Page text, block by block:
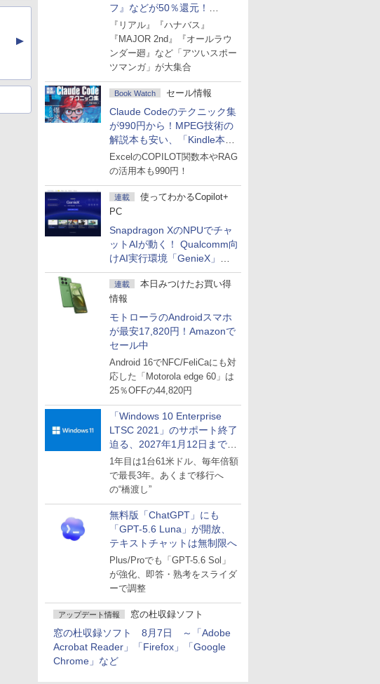
フ』などが50％還元！
Amazonマンガ週末セール
『リアル』『ハナバス』
『MAJOR 2nd』『オールラウ
ンダー廻』など「アツいスポー
ツマンガ」が大集合
Book Watch セール情報
Claude Codeのテクニック集
が990円から！MPEG技術の
解説本も安い、「Kindle本サ
マーセール」第2弾開始！
ExcelのCOPILOT関数本やRAG
の活用本も990円！
連載
使ってわかるCopilot+
PC
Snapdragon XのNPUでチャ
ットAIが動く！ Qualcomm向
けAI実行環境「GenieX」を
試してみた
連載
本日みつけたお買い得
情報
モトローラのAndroidスマホ
が最安17,820円！Amazonで
セール中
Android 16でNFC/FeliCaにも対
応した「Motorola edge 60」は
25％OFFの44,820円
「Windows 10 Enterprise
LTSC 2021」のサポート終了
迫る、2027年1月12日まで
～ESUは9月1日から販売
1年目は1台61米ドル、毎年倍額
で最長3年。あくまで移行へ
の“橋渡し”
無料版「ChatGPT」にも
「GPT-5.6 Luna」が開放、
テキストチャットは無制限へ
Plus/Proでも「GPT-5.6 Sol」
が強化、即答・熟考をスライダ
ーで調整
アップデート情報 窓の杜収録ソフト
窓の杜収録ソフト 8月7日 ～「Adobe
Acrobat Reader」「Firefox」「Google
Chrome」など
▲